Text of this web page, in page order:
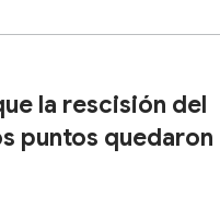
la rescisión del
puntos quedaron